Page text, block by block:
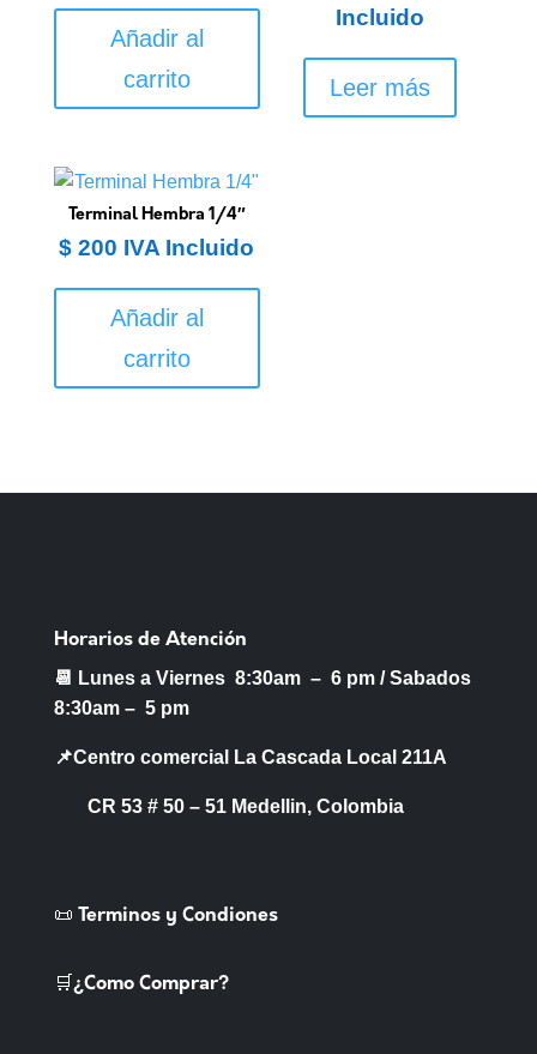
Añadir al
carrito
Incluido
Leer más
Terminal Hembra 1/4″
$ 200 IVA Incluido
Añadir al
carrito
Horarios de Atención
📆 Lunes a Viernes 8:30am – 6 pm /Sabados
8:30am – 5 pm
📌Centro comercial La Cascada Local 211A
CR 53 # 50 – 51 Medellin, Colombia
📜 Terminos y Condiones
🛒¿Como Comprar?